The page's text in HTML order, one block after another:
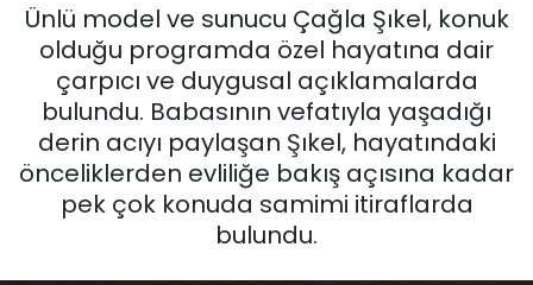
Ünlü model ve sunucu Çağla Şıkel, konuk
olduğu programda özel hayatına dair
çarpıcı ve duygusal açıklamalarda
bulundu. Babasının vefatıyla yaşadığı
derin acıyı paylaşan Şıkel, hayatındaki
önceliklerden evliliğe bakış açısına kadar
pek çok konuda samimi itiraflarda
bulundu.
EĞİTİM
EKONOMİ
English News
GÜNCEL
Tüm Manşetler
Son Dakika Haberleri
Haber Arşivi